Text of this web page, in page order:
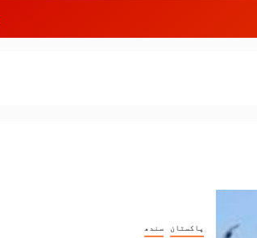
پاکستان سندھ